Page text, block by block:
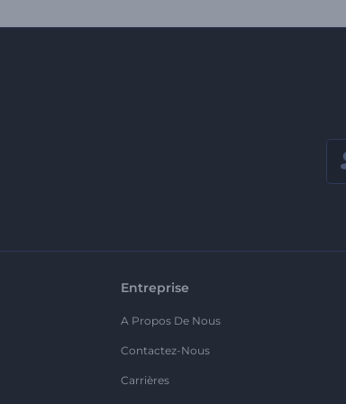
Entreprise
A Propos De Nous
Contactez-Nous
Carrières